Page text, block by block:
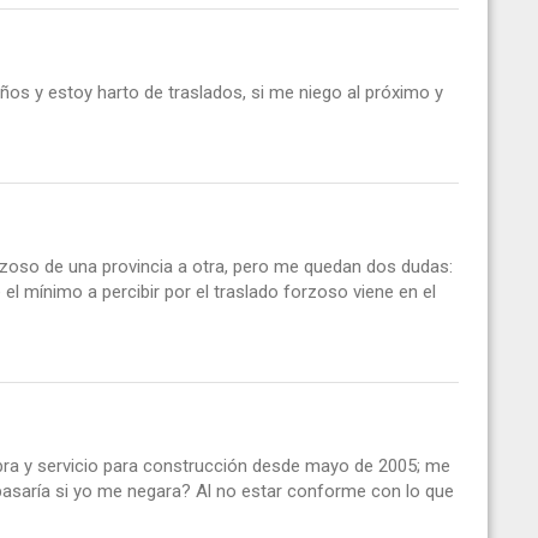
y estoy harto de traslados, si me niego al próximo y
de una provincia a otra, pero me quedan dos dudas:
mínimo a percibir por el traslado forzoso viene en el
y servicio para construcción desde mayo de 2005; me
si yo me negara? Al no estar conforme con lo que